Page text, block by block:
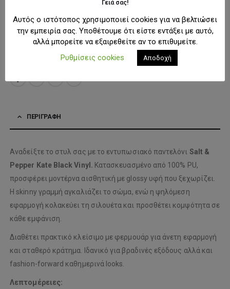
26
ΠΡΟΣΘΉΚΗ ΣΤΟ ΚΑΛΆΘΙ
ΠΕΡΙΓΡΑΦΉ
Αναδείξτε το στυλ σας με το εντυπωσιακό παντελόνι Salt &
Pepper Kate Black Vinyl. Κατασκευασμένο από 100% PU,
προσφέρει μοντέρνα αισθητική με glossy υφή που ξεχωρίζει.
Η skinny γραμμή αγκαλιάζει το σώμα, ενώ η ψηλόμεση
εφαρμογή κολακεύει τη σιλουέτα και προσθέτει κομψότητα σε
κάθε εμφάνιση.
Διαθέτει πρακτικό κλείσιμο με φερμουάρ για άνετη εφαρμογή
και σταθερό κράτημα. Ιδανικό για βραδινές εξόδους αλλά και
fashion-forward καθημερινά looks.
Λεπτομέρειες:
Γειά σας!
Αυτός ο ιστότοπος χρησιμοποιεί cookies για να βελτιώσει
την εμπειρία σας. Υποθέτουμε ότι είστε εντάξει με αυτό,
αλλά μπορείτε να εξαιρεθείτε αν το επιθυμείτε.
Ρυθμίσεις cookies
Αποδοχή